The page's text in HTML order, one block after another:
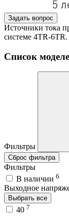
Задать вопрос
Источники тока
системе 4TR-6TR.
Список
Фильтры
Сброс фильтра
Фильтры
В наличии 6
Выходное
Выбрать все
40 7